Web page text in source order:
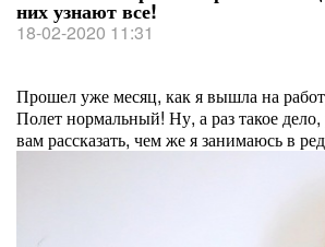
них узнают все!
18-02-2020 11:31
Прошел уже месяц, как я вышла на
Полет нормальный! Ну, а раз такое
вам рассказать, чем же я занимаюсь в